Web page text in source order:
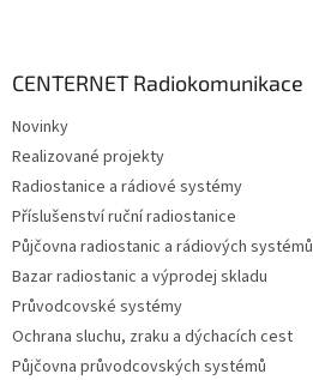
CENTERNET Radiokomunikace
Novinky
Realizované projekty
Radiostanice a rádiové systémy
Příslušenství ruční radiostanice
Půjčovna radiostanic a rádiových systémů
Bazar radiostanic a výprodej skladu
Průvodcovské systémy
Ochrana sluchu, zraku a dýchacích cest
Půjčovna průvodcovských systémů